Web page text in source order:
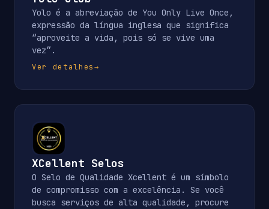
Yolo é a abreviação de You Only Live Once,
expressão da língua inglesa que significa
“aproveite a vida, pois só se vive uma
vez”.
Ver detalhes→
XCellent Selos
O Selo de Qualidade Xcellent é um símbolo
de compromisso com a excelência. Se você
busca serviços de alta qualidade, procure